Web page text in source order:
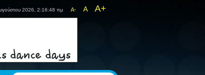
A- A A+
2026, 2:16:48 πμ